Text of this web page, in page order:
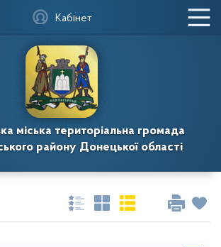
міська територіальна громада
району Донецької області
Кабінет